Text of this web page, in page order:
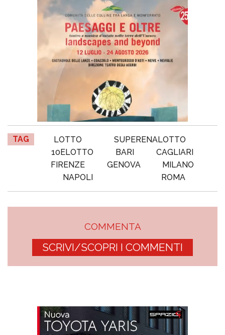
TAG LOTTO
SUPERENALOTTO
10ELOTTO
BARI
CAGLIARI
FIRENZE
GENOVA
MILANO
NAPOLI
ROMA
COMMENTA
SCRIVI/SCOPRI I COMMENTI